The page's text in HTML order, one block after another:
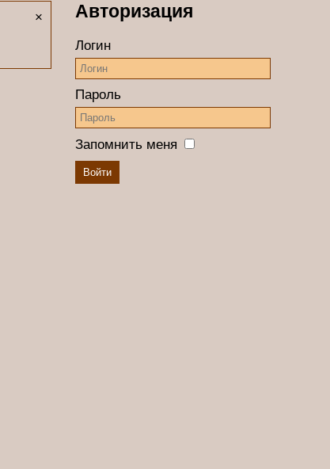
× Авторизация
Логин
Пароль
Запомнить меня
Войти